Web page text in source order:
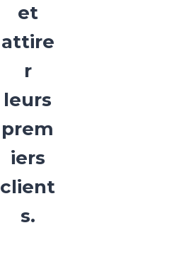
et
attire
r
leurs
prem
iers
client
s.